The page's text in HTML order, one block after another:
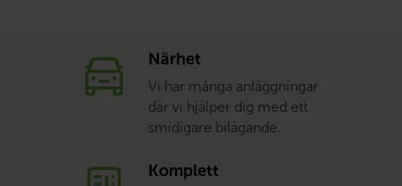
Närhet
Vi har många anläggningar
där vi hjälper dig med ett
smidigare bilägande.
Komplett